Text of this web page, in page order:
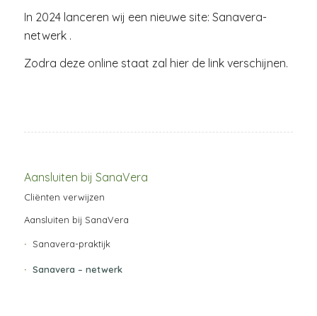
In 2024 lanceren wij een nieuwe site: Sanavera-
netwerk .
Zodra deze online staat zal hier de link verschijnen.
Aansluiten bij SanaVera
Cliënten verwijzen
Aansluiten bij SanaVera
Sanavera-praktijk
Sanavera – netwerk